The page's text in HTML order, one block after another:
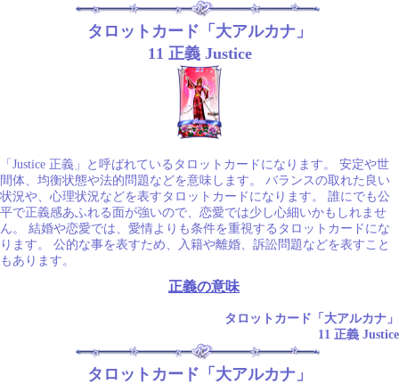
タロットカード「大アルカナ」
11 正義 Justice
「Justice 正義」と呼ばれているタロットカードになります。 安定や世
間体、均衡状態や法的問題などを意味します。 バランスの取れた良い
状況や、心理状況などを表すタロットカードになります。 誰にでも公
平で正義感あふれる面が強いので、恋愛では少し心細いかもしれませ
ん。 結婚や恋愛では、愛情よりも条件を重視するタロットカードにな
ります。 公的な事を表すため、入籍や離婚、訴訟問題などを表すこと
もあります。
正義の意味
タロットカード「大アルカナ」
11 正義 Justice
タロットカード「大アルカナ」